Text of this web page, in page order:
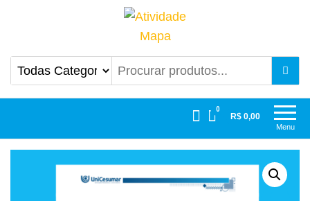
Atividade Mapa Mapa UniCesumar
Menu
0
R$ 0,00